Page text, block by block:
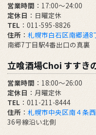
営業時間 ：17:00～24:00
定休日 ：日曜定休
TEL ：011-595-8826
住所 ： 札幌市白石区南郷通8
南郷7丁目駅4番出口の真裏
立喰酒場Choi すすき
営業時間 ：18:00～26:00
定休日 ：月曜定休
TEL ：011-211-8444
住所 ： 札幌市中央区南４条
36号線沿い北側